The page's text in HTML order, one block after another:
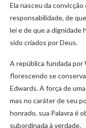
Ela nasceu da
responsabilidade, de
lei e de que a dignidade
sido criados por Deus.
A república fundada
florescendo se
Edwards. A força de
mas no caráter de seu
honrado, sua Palavra é
subordinada à verdade.